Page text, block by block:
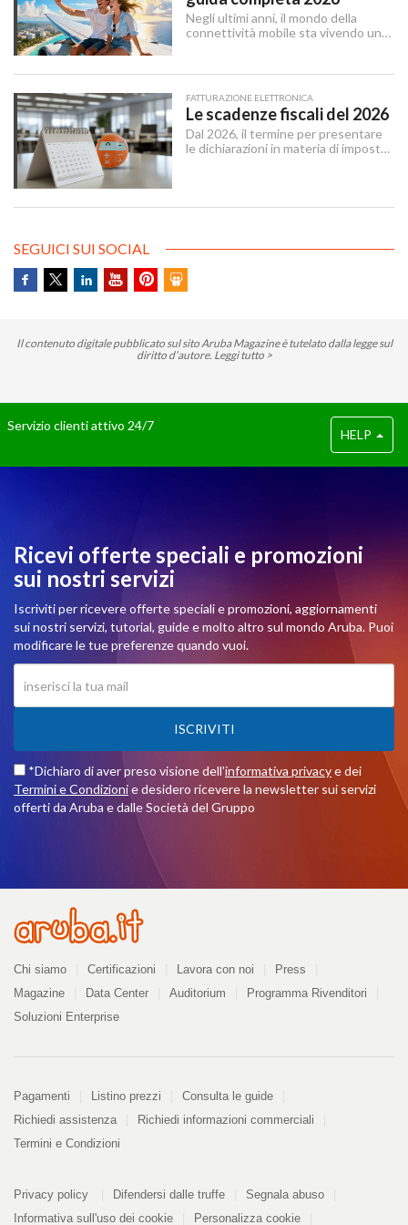
Negli ultimi anni, il mondo della
connettività mobile sta vivendo una
di embedded SIM — sta sostituendo
offrendo maggiore flessibilità e un
approccio più moderno alla gestione
delle linee mobili.
FATTURAZIONE ELETTRONICA
Le scadenze fiscali del 2026
Dal 2026, il termine per presentare
le dichiarazioni in materia di imposte
le stesse si riferiscono.
SEGUICI SUI SOCIAL
Il contenuto digitale pubblicato sul sito Aruba Magazine è tutelato dalla legge sul
diritto d’autore. Leggi tutto >
HELP
Servizio clienti attivo 24/7
Ricevi offerte speciali e promozioni
sui nostri servizi
Iscriviti per ricevere offerte speciali e promozioni, aggiornamenti
sui nostri servizi, tutorial, guide e molto altro sul mondo Aruba. Puoi
modificare le tue preferenze quando vuoi.
ISCRIVITI
*Dichiaro di aver preso visione dell'informativa privacye dei
Termini e Condizionie desidero ricevere la newsletter sui servizi
offerti da Aruba e dalle Società del Gruppo
Azienda
Chi siamo Certificazioni Lavora con noi
Press
Magazine
Data Center Auditorium
Programma Rivenditori
Soluzioni Enterprise
Pagamenti
Pagamenti Listino prezzi
Consulta le guide
Richiedi assistenza
Richiedi informazioni commerciali
Termini e Condizioni
Informazioni
Privacy policy
PDF
kB
Difendersi dalle truffe
Segnala abuso
Informativa sull'uso dei cookie
Personalizza cookie